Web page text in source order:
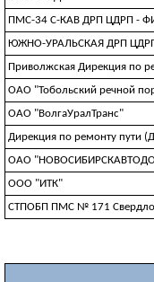
ПМС-34 С-КАВ ДРП ЦДРП -
ЮЖНО-УРАЛЬСКАЯ ДРП
Приволжская Дирекция по
ОАО "Тобольский речной
ОАО "ВолгаУралТранс"
Дирекция по ремонту пути
ОАО
ООО "ИТК"
СТПОБП ПМС № 171